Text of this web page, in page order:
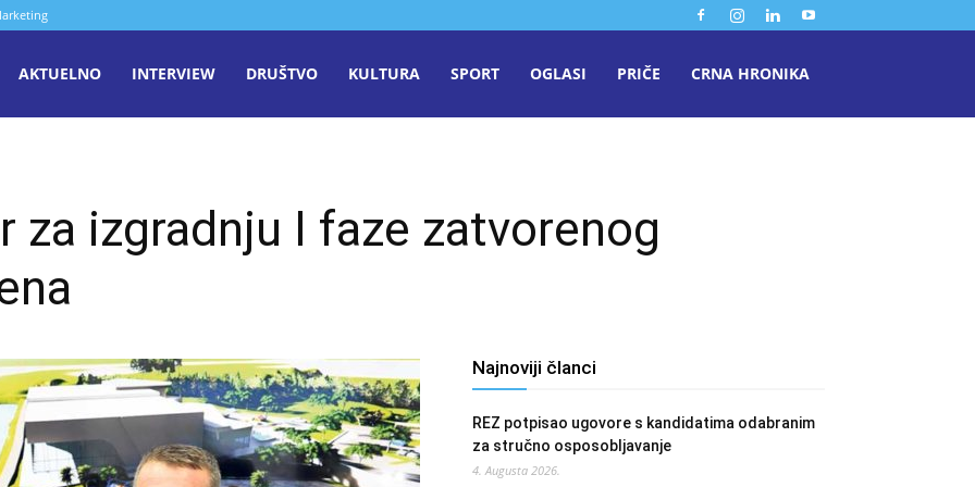
AKTUELNO INTERVIEW DRUŠTVO KULTURA SPORT OGLASI PRIČE CRNA HRONIKA
za izgradnju I faze zatvorenog
Najnoviji članci
REZ potpisao ugovore s kandidatima odabranim
za stručno osposobljavanje
4. Augusta 2026.